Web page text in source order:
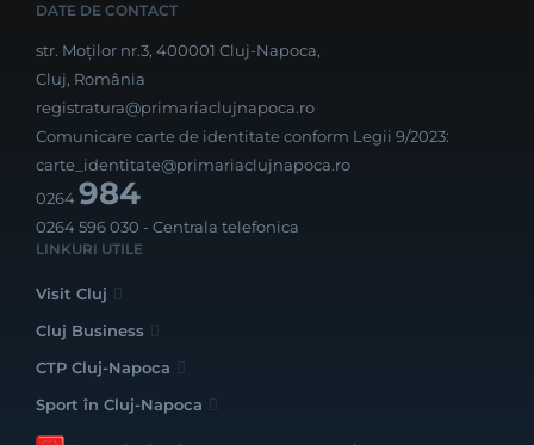
DATE DE CONTACT
str. Moților nr.3, 400001 Cluj-Napoca,
Cluj, România
registratura@primariaclujnapoca.ro
Comunicare carte de identitate conform Legii 9/2023:
carte_identitate@primariaclujnapoca.ro
0264984
0264 596 030 - Centrala telefonica
LINKURI UTILE
Visit Cluj
Cluj Business
CTP Cluj-Napoca
Sport în Cluj-Napoca